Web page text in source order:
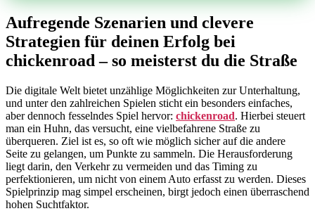
Aufregende Szenarien und clevere
Strategien für deinen Erfolg bei
chickenroad – so meisterst du die Straße
Die digitale Welt bietet unzählige Möglichkeiten zur Unterhaltung,
und unter den zahlreichen Spielen sticht ein besonders einfaches,
aber dennoch fesselndes Spiel hervor: chickenroad. Hierbei steuert
man ein Huhn, das versucht, eine vielbefahrene Straße zu
überqueren. Ziel ist es, so oft wie möglich sicher auf die andere
Seite zu gelangen, um Punkte zu sammeln. Die Herausforderung
liegt darin, den Verkehr zu vermeiden und das Timing zu
perfektionieren, um nicht von einem Auto erfasst zu werden. Dieses
Spielprinzip mag simpel erscheinen, birgt jedoch einen überraschend
hohen Suchtfaktor.